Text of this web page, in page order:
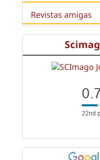
Revistas amigas